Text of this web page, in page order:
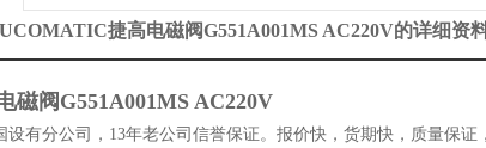
捷高电磁阀G551A001MS AC220V的详细资
阀G551A001MS AC220V
有分公司，13年老公司信誉保证。报价快，货期快，质量保证